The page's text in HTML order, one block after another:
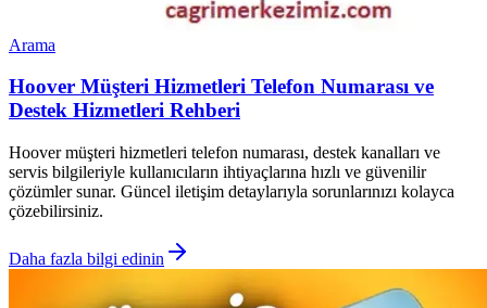
Arama
Hoover Müşteri Hizmetleri Telefon Numarası ve
Destek Hizmetleri Rehberi
Hoover müşteri hizmetleri telefon numarası, destek kanalları ve
servis bilgileriyle kullanıcıların ihtiyaçlarına hızlı ve güvenilir
çözümler sunar. Güncel iletişim detaylarıyla sorunlarınızı kolayca
çözebilirsiniz.
Daha fazla bilgi edinin